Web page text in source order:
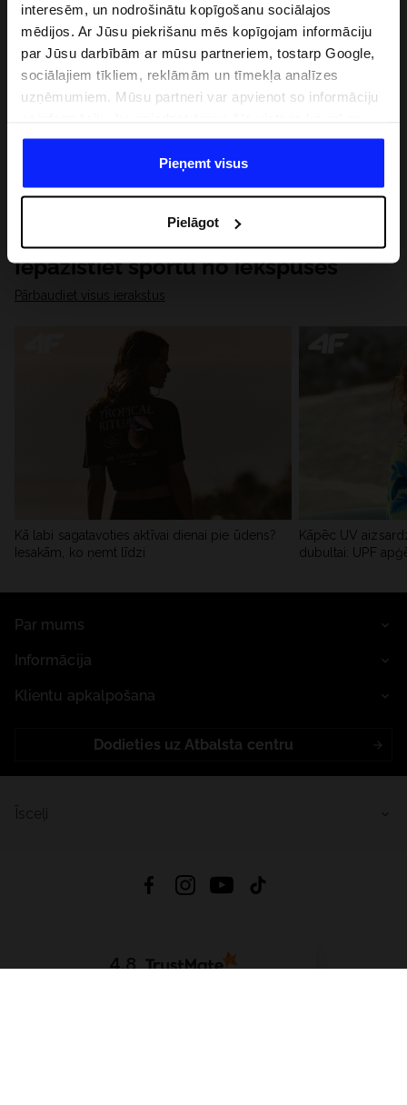
interesēm, un nodrošinātu kopīgošanu sociālajos
mēdijos. Ar Jūsu piekrišanu mēs kopīgojam informāciju
par Jūsu darbībām ar mūsu partneriem, tostarp Google,
sociālajiem tīkliem, reklāmām un tīmekļa analīzes
uzņēmumiem. Mūsu partneri var apvienot so informāciju
datiem, ko viņi iegūst, izmantojot viņu pakalpojumus. Ar
Jūsu atļauju, mēs varam pārsūtīt Jūsu personas datus
saviem partneriem, lai uzlabotu veidu, kadā tiek rādīta
saturu un uzlabotu mūsu partneru piedāvātos risinajumus
( piem. socialos tīklus). Detalizētu informāciju var atrast
mūsu Privātuma politikā un sadaļā "Detaļas".
Pieņemt visus
Pielāgot
Iepazīstiet sportu no iekšpuses
Pārbaudiet visus ierakstus
Kā labi sagatavoties aktīvai dienai pie ūdens?
Iesakām, ko ņemt līdzi
Kāpēc UV
dubultai: UPF
Par mums
Informācija
Klientu apkalpošana
Dodieties uz Atbalsta centru
4.8